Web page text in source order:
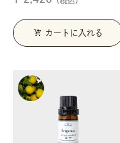
add_shopping_cart カートに入れる